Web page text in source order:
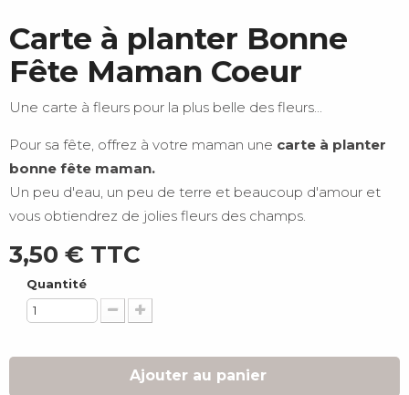
Carte à planter Bonne
Fête Maman Coeur
Une carte à fleurs pour la plus belle des fleurs...
Pour sa fête, offrez à votre maman une carte à planter
bonne fête maman.
Un peu d'eau, un peu de terre et beaucoup d'amour et
vous obtiendrez de jolies fleurs des champs.
3,50 € TTC
Quantité
Ajouter au panier